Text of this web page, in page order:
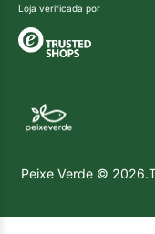
Loja verificada por
Peixe Verde ©